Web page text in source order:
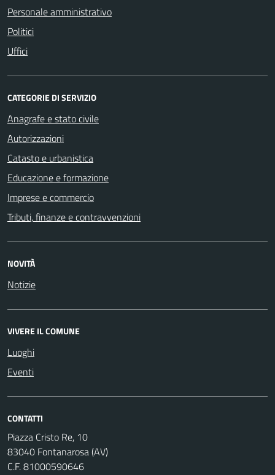
Personale amministrativo
Politici
Uffici
CATEGORIE DI SERVIZIO
Anagrafe e stato civile
Autorizzazioni
Catasto e urbanistica
Educazione e formazione
Imprese e commercio
Tributi, finanze e contravvenzioni
NOVITÀ
Notizie
VIVERE IL COMUNE
Luoghi
Eventi
CONTATTI
Piazza Cristo Re, 10
83040 Fontanarosa (AV)
C.F. 81000590646